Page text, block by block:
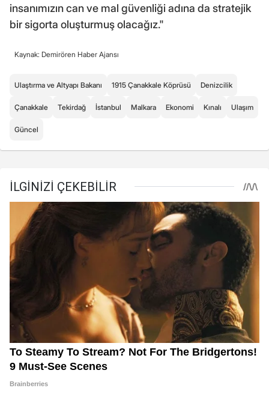
insanımızın can ve mal güvenliği adına da stratejik
bir sigorta oluşturmuş olacağız."
Kaynak: Demirören Haber Ajansı
Ulaştırma ve Altyapı Bakanı 1915 Çanakkale Köprüsü Denizcilik
Çanakkale Tekirdağ İstanbul Malkara Ekonomi Kınalı Ulaşım
Güncel